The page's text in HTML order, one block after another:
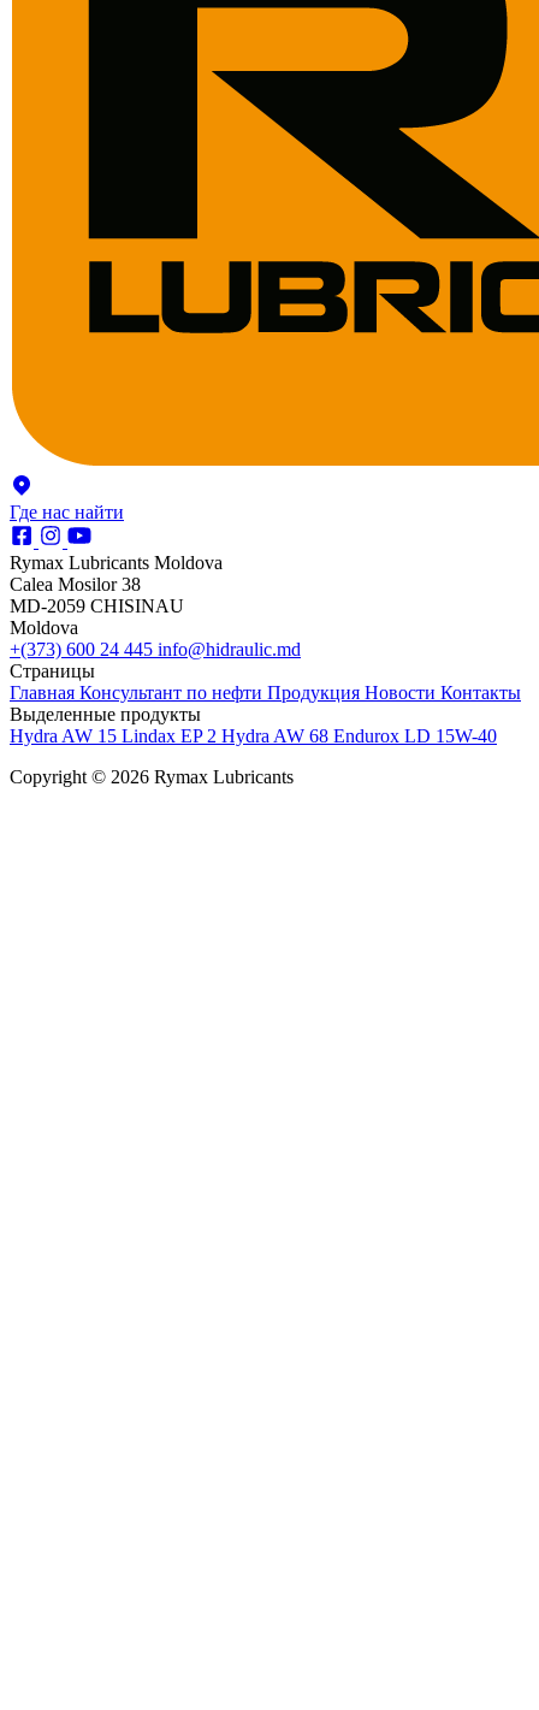
Где нас найти
Rymax Lubricants Moldova
Calea Mosilor 38
MD-2059 CHISINAU
Moldova
+(373) 600 24 445 info@hidraulic.md
Страницы
Главная Консультант по нефти Продукция Новости Контакты
Выделенные продукты
Hydra AW 15 Lindax EP 2 Hydra AW 68 Endurox LD 15W-40
Copyright © 2026 Rymax Lubricants